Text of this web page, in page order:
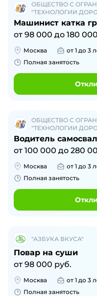
ОБЩЕСТВО С
"ТЕХНОЛОГИИ
Машинист катка
от 98 000 до 180 000
Москва от 1 до 3
Полная занятость
ОБЩЕСТВО С
"ТЕХНОЛОГИИ
Водитель
от 100 000 до 280
Москва от 1 до 3
Полная занятость
"АЗБУКА ВКУСА"
Повар на суши
от 98 000 руб.
Москва от 1 до 3
Полная занятость